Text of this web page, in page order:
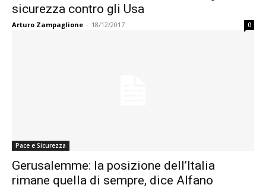
sicurezza contro gli Usa
Arturo Zampaglione - 18/12/2017 0
Pace e Sicurezza
Gerusalemme: la posizione dell’Italia
rimane quella di sempre, dice Alfano